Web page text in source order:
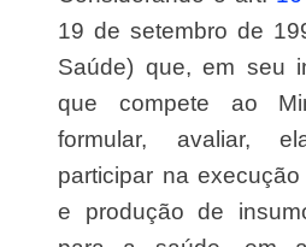
19 de setembro de
Saúde) que, em seu
que compete ao
formular, avaliar,
participar na
e produção de